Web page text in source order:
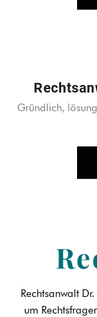
Gründlich,
Rechtsanwalt
um